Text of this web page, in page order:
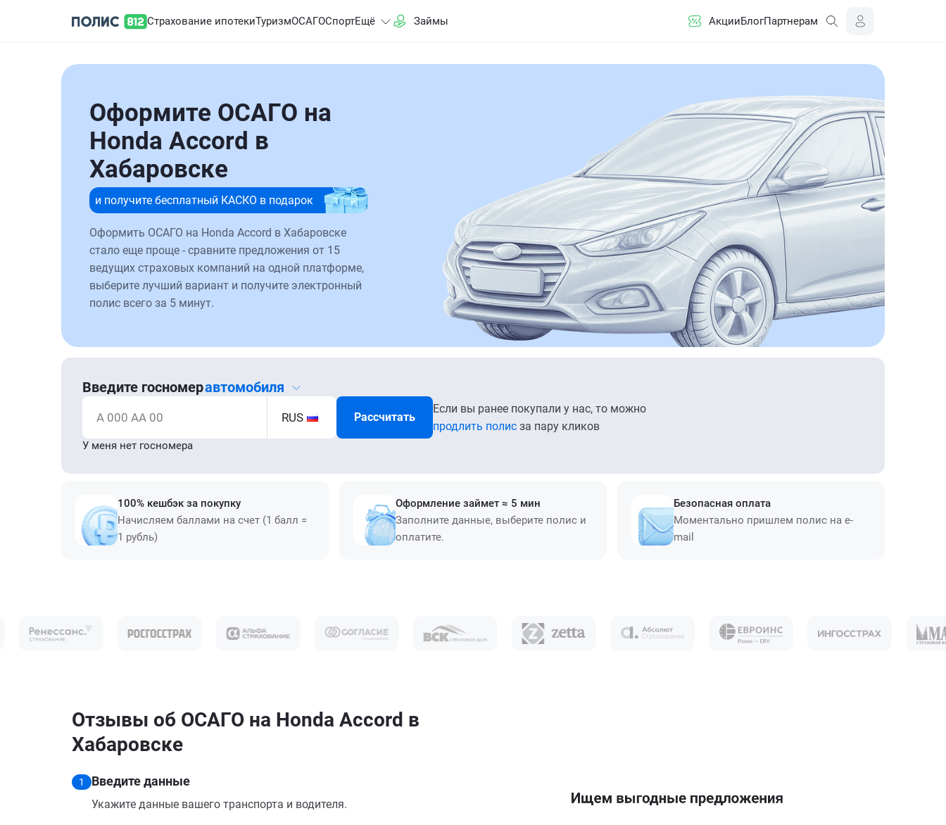
Страхование ипотекиТуризмОСАГОСпортЕщё Займы АкцииБлогПартнерам
Оформите ОСАГО на
Honda Accord в
Хабаровске
и получите бесплатный КАСКО в подарок
Оформить ОСАГО на Honda Accord в Хабаровске
стало еще проще - сравните предложения от 15
ведущих страховых компаний на одной платформе,
выберите лучший вариант и получите электронный
полис всего за 5 минут.
Введите госномеравтомобиля
А 000 АА 00 RUS Рассчитать
Если вы ранее покупали у нас, то можно
продлить полис за пару кликов
У меня нет госномера
100% кешбэк за покупку
Начисляем баллами на счет (1 балл =
1 рубль)
Оформление займет ≈ 5 мин
Заполните данные, выберите полис и
оплатите.
Безопасная оплата
Моментально пришлем полис на e-
mail
Отзывы об ОСАГО на Honda Accord в
Хабаровске
1 Введите данные
Укажите данные вашего транспорта и водителя.